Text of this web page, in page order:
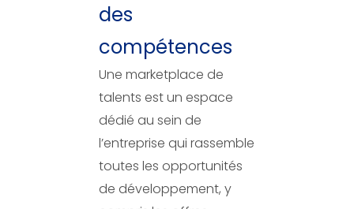
des
compétences
Une marketplace de
talents est un espace
dédié au sein de
l’entreprise qui rassemble
toutes les opportunités
de développement, y